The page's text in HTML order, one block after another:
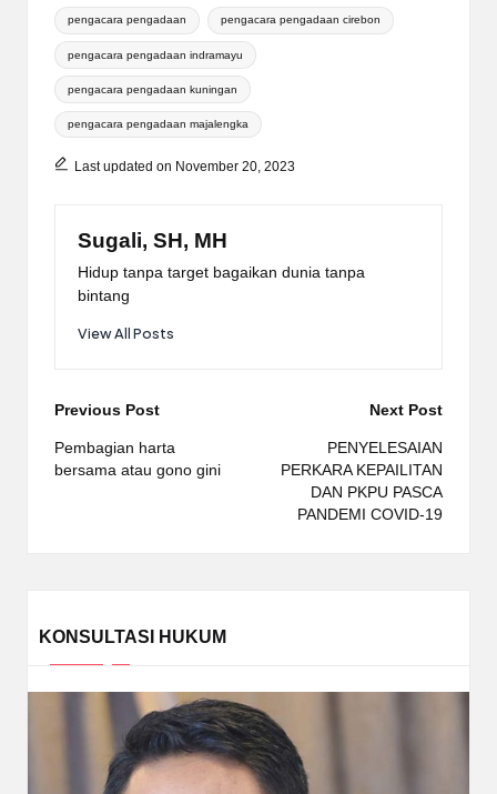
Tags:
pengacara pengadaan pengacara pengadaan cirebon
pengacara pengadaan indramayu
pengacara pengadaan kuningan
pengacara pengadaan majalengka
Last updated on November 20, 2023
Sugali, SH, MH
Hidup tanpa target bagaikan dunia tanpa
bintang
View All Posts
Post
navigation
Previous Post
Pembagian harta
bersama atau gono gini
Next Post
PENYELESAIAN
PERKARA KEPAILITAN
DAN PKPU PASCA
PANDEMI COVID-19
KONSULTASI HUKUM